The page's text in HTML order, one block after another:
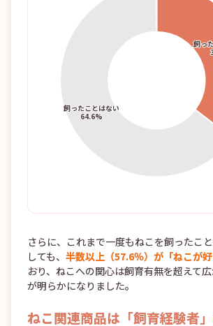
さらに、これまで一度もねこを飼ったこ
しても、 半数以上（57.6％）が「ねこが好
おり、ねこへの関心は飼育有無を超えて
が明らかになりました。
ねこ関連商品は「飼育経験者